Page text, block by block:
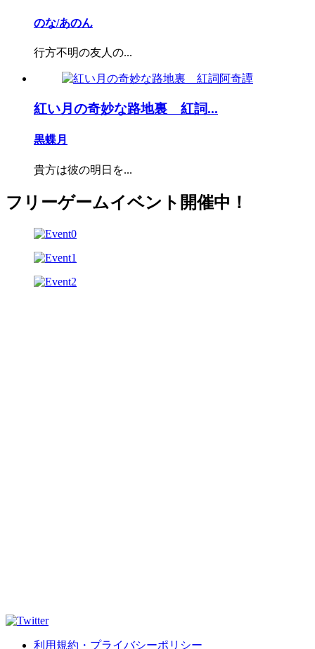
のな/あのん
行方不明の友人の...
紅い月の奇妙な路地裏 紅詞...
黒蝶月
貴方は彼の明日を...
フリーゲームイベント開催中！
利用規約・プライバシーポリシー